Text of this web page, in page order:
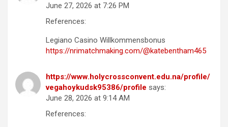
June 27, 2026 at 7:26 PM
References:
Legiano Casino Willkommensbonus
https://nrimatchmaking.com/@katebentham465
https://www.holycrossconvent.edu.na/profile/
vegahoykudsk95386/profile says:
June 28, 2026 at 9:14 AM
References: